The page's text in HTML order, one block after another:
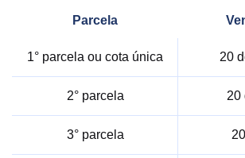
Parcela
1° parcela ou cota única 20
2° parcela 20
3° parcela